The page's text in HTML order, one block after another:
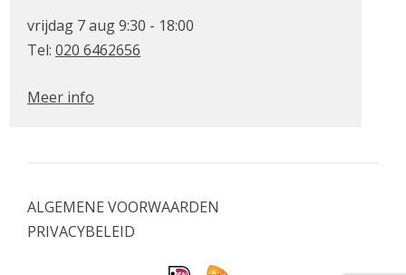
vrijdag 7 aug 9:30 - 18:00
Tel: 020 6462656
Meer info
ALGEMENE VOORWAARDEN
PRIVACYBELEID